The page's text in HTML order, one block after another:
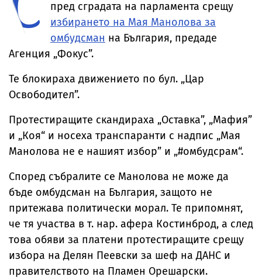
пред сградата на парламента срещу
избирането на Мая Манолова за
омбудсман на България, предаде
Агенция „Фокус”.
Те блокираха движението по бул. „Цар
Освободител”.
Протестиращите скандираха „Оставка”, „Мафия”
и „Коя“ и носеха транспаранти с надпис „Мая
Манолова не е нашият избор” и „#омбудсрам“.
Според събралите се Манолова не може да
бъде омбудсман на България, защото не
притежава политически морал. Те припомнят,
че тя участва в т. нар. афера Костинброд, а след
това обяви за платени протестиращите срещу
избора на Делян Пеевски за шеф на ДАНС и
правителството на Пламен Орешарски.